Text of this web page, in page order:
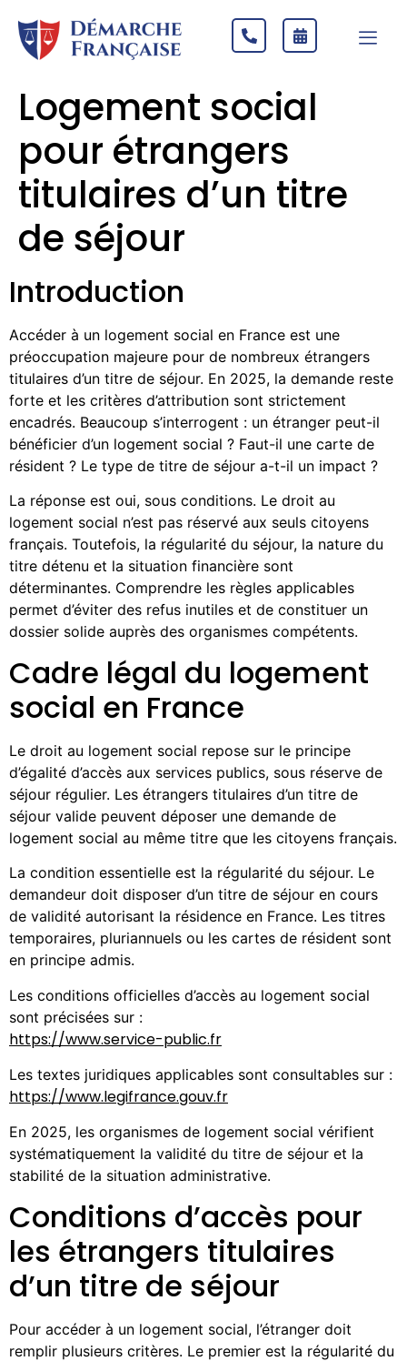
Logement social
pour étrangers
titulaires d’un titre
de séjour
Introduction
Accéder à un logement social en France est une
préoccupation majeure pour de nombreux étrangers
titulaires d’un titre de séjour. En 2025, la demande reste
forte et les critères d’attribution sont strictement
encadrés. Beaucoup s’interrogent : un étranger peut-il
bénéficier d’un logement social ? Faut-il une carte de
résident ? Le type de titre de séjour a-t-il un impact ?
La réponse est oui, sous conditions. Le droit au
logement social n’est pas réservé aux seuls citoyens
français. Toutefois, la régularité du séjour, la nature du
titre détenu et la situation financière sont
déterminantes. Comprendre les règles applicables
permet d’éviter des refus inutiles et de constituer un
dossier solide auprès des organismes compétents.
Cadre légal du logement
social en France
Le droit au logement social repose sur le principe
d’égalité d’accès aux services publics, sous réserve de
séjour régulier. Les étrangers titulaires d’un titre de
séjour valide peuvent déposer une demande de
logement social au même titre que les citoyens français.
La condition essentielle est la régularité du séjour. Le
demandeur doit disposer d’un titre de séjour en cours
de validité autorisant la résidence en France. Les titres
temporaires, pluriannuels ou les cartes de résident sont
en principe admis.
Les conditions officielles d’accès au logement social
sont précisées sur :
https://www.service-public.fr
Les textes juridiques applicables sont consultables sur :
https://www.legifrance.gouv.fr
En 2025, les organismes de logement social vérifient
systématiquement la validité du titre de séjour et la
stabilité de la situation administrative.
Conditions d’accès pour
les étrangers titulaires
d’un titre de séjour
Pour accéder à un logement social, l’étranger doit
remplir plusieurs critères. Le premier est la régularité du